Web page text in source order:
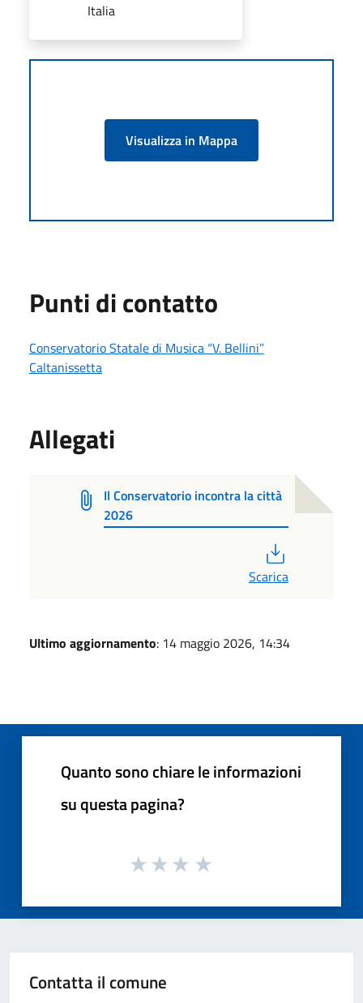
Italia
Visualizza in Mappa
Punti di contatto
Conservatorio Statale di Musica “V. Bellini”
Caltanissetta
Allegati
Il Conservatorio incontra la città
2026
Scarica
Ultimo aggiornamento: 14 maggio 2026, 14:34
Quanto sono chiare le informazioni
su questa pagina?
Contatta il comune